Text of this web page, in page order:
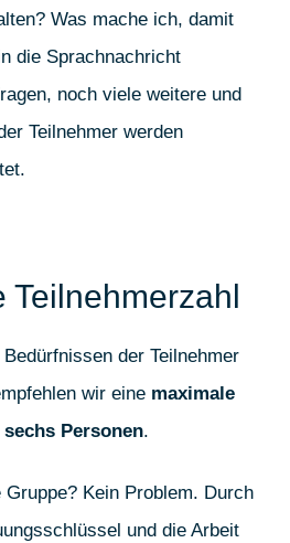
Was mache ich, damit
die Sprachnachricht
noch viele weitere und
Teilnehmer werden
Teilnehmerzahl
der Teilnehmer
wir eine maximale
Personen.
Gruppe? Kein Problem. Durch
und die Arbeit